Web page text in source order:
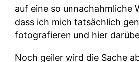
auf eine so unnachahmliche
dass ich mich tatsächlich
fotografieren und hier
Noch geiler wird die Sache